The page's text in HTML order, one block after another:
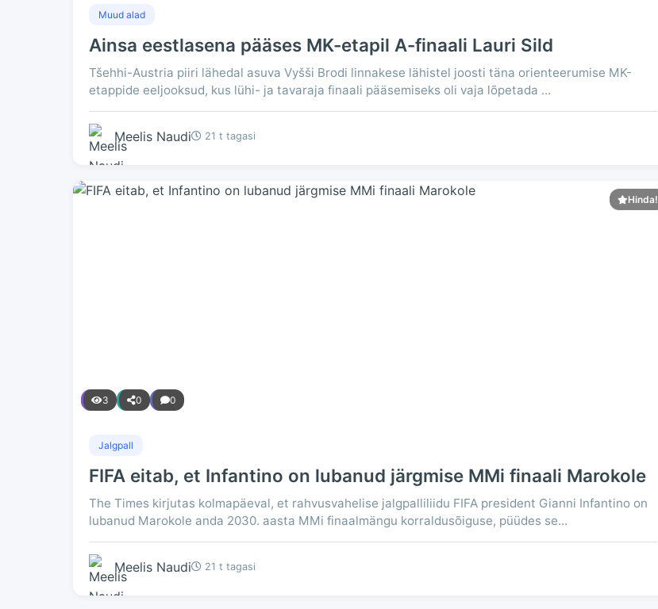
Muud alad
Ainsa eestlasena pääses MK-etapil A-finaali Lauri Sild
Tšehhi-Austria piiri lähedal asuva Vyšši Brodi linnakese lähistel joosti täna orienteerumise MK-
etappide eeljooksud, kus lühi- ja tavaraja finaali pääsemiseks oli vaja lõpetada ...
Meelis Naudi 21 t tagasi
Hinda!
3 0 0
Jalgpall
FIFA eitab, et Infantino on lubanud järgmise MMi finaali Marokole
The Times kirjutas kolmapäeval, et rahvusvahelise jalgpalliliidu FIFA president Gianni Infantino on
lubanud Marokole anda 2030. aasta MMi finaalmängu korraldusõiguse, püüdes se...
Meelis Naudi 21 t tagasi